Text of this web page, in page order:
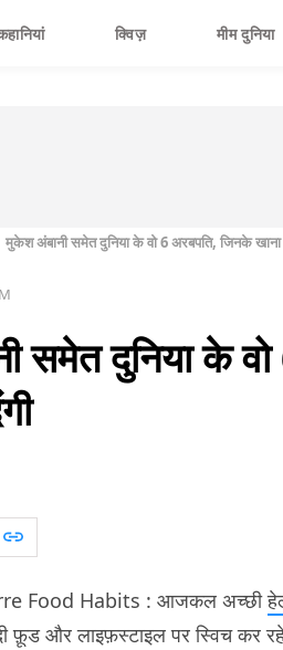
क्विज़ मीम दुनिया
मुकेश अंबानी समेत दुनिया के वो 6 अरबपति, जिनके
समेत दुनिया के
Food Habits : आजकल अच्छी
फ़ूड और लाइफ़स्टाइल पर स्विच कर